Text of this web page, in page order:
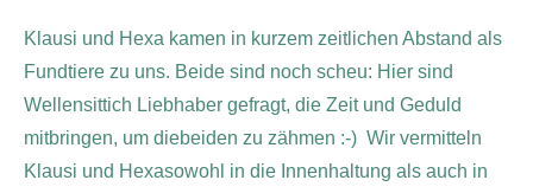
Klausi und Hexa kamen in kurzem zeitlichen Abstand als
Fundtiere zu uns. Beide sind noch scheu: Hier sind
Wellensittich Liebhaber gefragt, die Zeit und Geduld
mitbringen, um diebeiden zu zähmen :-) Wir vermitteln
Klausi und Hexasowohl in die Innenhaltung als auch in